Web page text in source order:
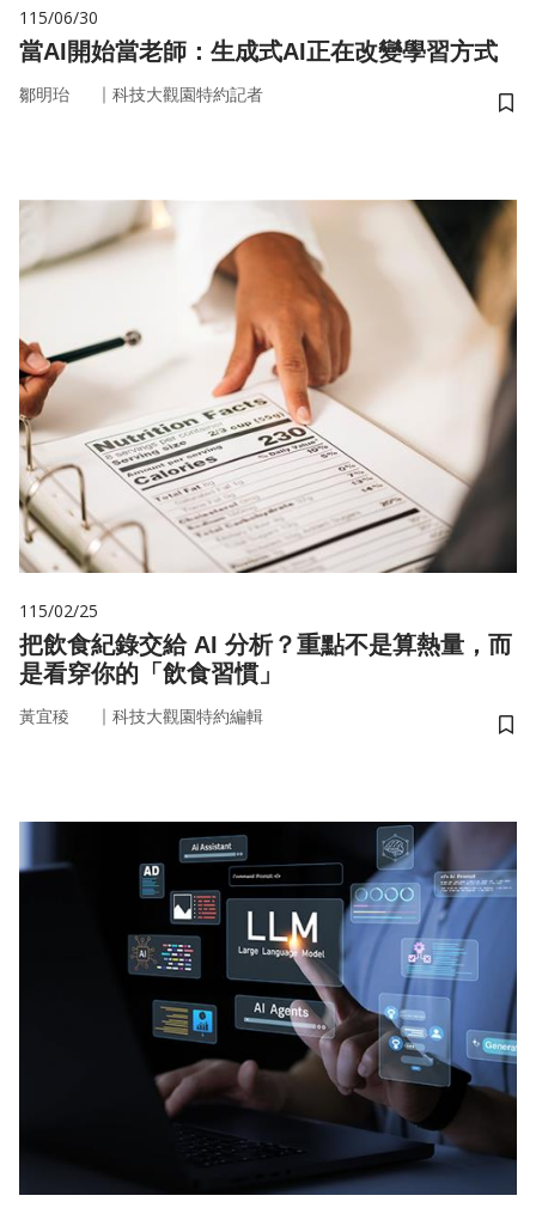
115/06/30
當AI開始當老師：生成式AI正在改變學習方式
鄒明珆 ｜ 科技大觀園特約記者
儲
115/02/25
把飲食紀錄交給 AI 分析？重點不是算熱量，而
是看穿你的「飲食習慣」
黃宜稜 ｜ 科技大觀園特約編輯
儲